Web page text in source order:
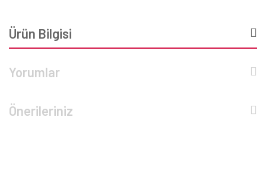
Ürün Bilgisi
Yorumlar
Önerileriniz